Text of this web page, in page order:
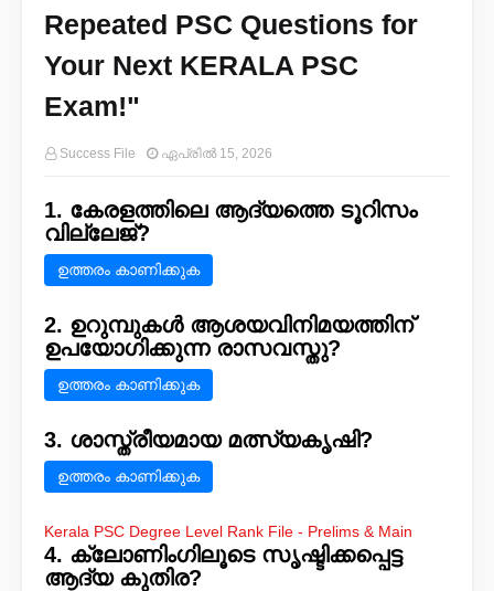
Repeated PSC Questions for
Your Next KERALA PSC
Exam!"
Success File ഏപ്രിൽ 15, 2026
1. കേരളത്തിലെ ആദ്യത്തെ ടൂറിസം
വില്ലേജ്‌?
ഉത്തരം കാണിക്കുക
2. ഉറുമ്പുകള്‍ ആശയവിനിമയത്തിന്‌
ഉപയോഗിക്കുന്ന രാസവസ്തു?
ഉത്തരം കാണിക്കുക
3. ശാസ്ത്രീയമായ മത്സ്യകൃഷി?
ഉത്തരം കാണിക്കുക
Kerala PSC Degree Level Rank File - Prelims & Main
4. ക്ലോണിംഗിലൂടെ സൃഷ്ടിക്കപ്പെട്ട
ആദ്യ കുതിര?